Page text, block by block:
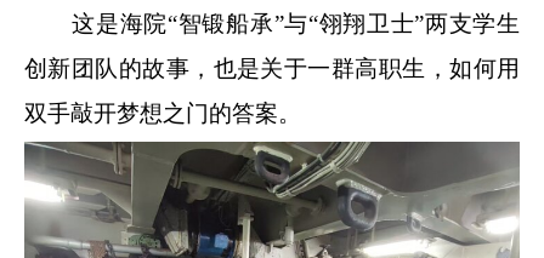
这是海院“智锻船承”与“翎翔卫士”两支学生
创新团队的故事，也是关于一群高职生，如何用
双手敲开梦想之门的答案。